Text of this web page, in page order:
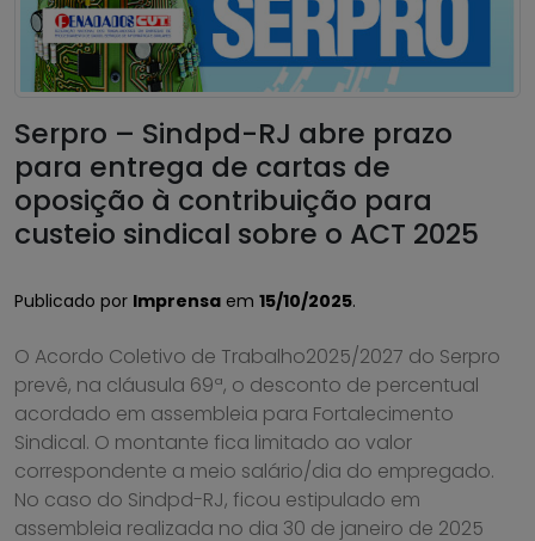
Serpro – Sindpd-RJ abre prazo
para entrega de cartas de
oposição à contribuição para
custeio sindical sobre o ACT 2025
Publicado por Imprensa em 15/10/2025.
O Acordo Coletivo de Trabalho2025/2027 do Serpro
prevê, na cláusula 69ª, o desconto de percentual
acordado em assembleia para Fortalecimento
Sindical. O montante fica limitado ao valor
correspondente a meio salário/dia do empregado.
No caso do Sindpd-RJ, ficou estipulado em
assembleia realizada no dia 30 de janeiro de 2025